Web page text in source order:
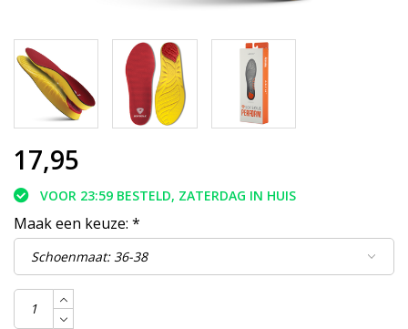
17,95
VOOR 23:59 BESTELD, ZATERDAG IN HUIS
Maak een keuze: *